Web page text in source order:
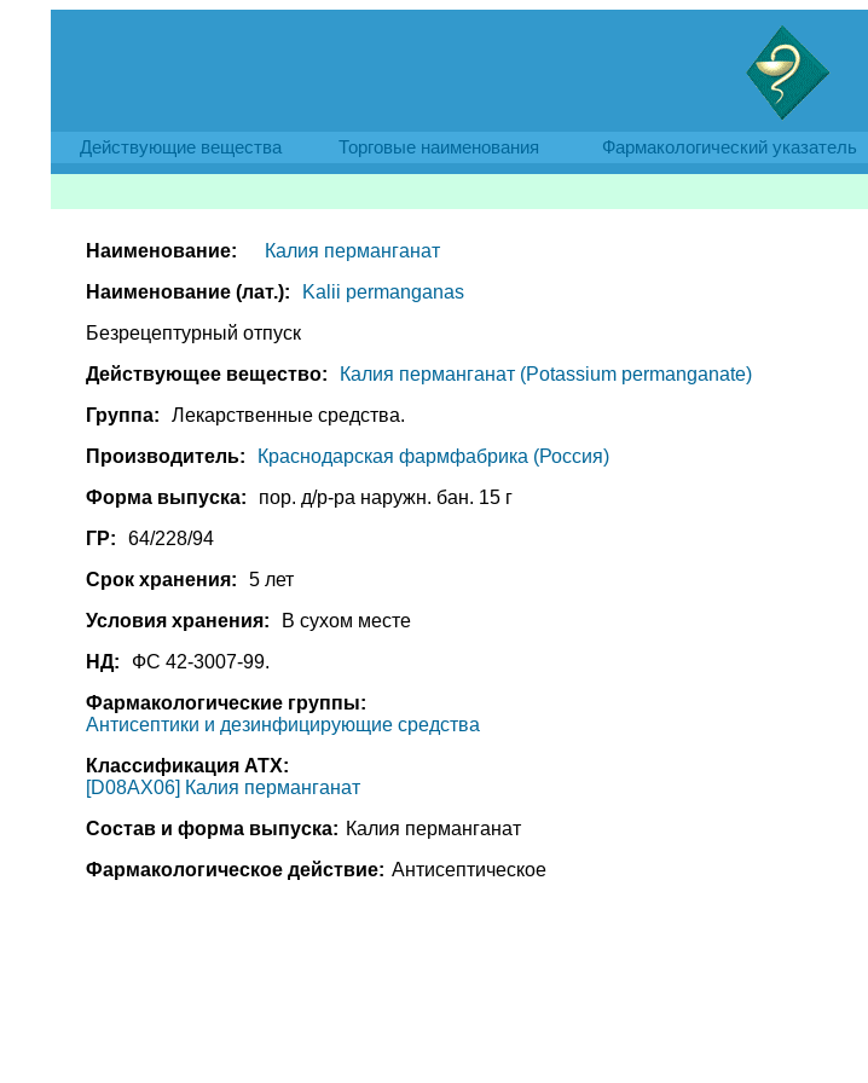
Действующие вещества Торговые наименования Фармакологический указатель
Наименование:
Калия перманганат
Наименование (лат.):
Kalii permanganas
Безрецептурный отпуск
Действующее вещество:
Калия перманганат (Potassium permanganate)
Группа:
Лекарственные средства.
Производитель:
Краснодарская фармфабрика (Россия)
Форма выпуска:
пор. д/р-ра наружн. бан. 15 г
ГР:
64/228/94
Срок хранения:
5 лет
Условия хранения:
В сухом месте
НД:
ФС 42-3007-99.
Фармакологические группы:
Антисептики и дезинфицирующие средства
Классификация АТХ:
[D08AX06] Калия перманганат
Состав и форма выпуска: Калия перманганат
Фармакологическое действие: Антисептическое